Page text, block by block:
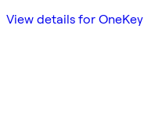
View details for OneKey